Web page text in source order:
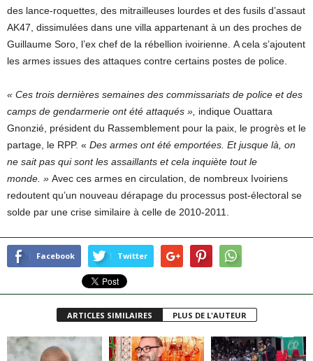
des lance-roquettes, des mitrailleuses lourdes et des fusils d’assaut
AK47, dissimulées dans une villa appartenant à un des proches de
Guillaume Soro, l’ex chef de la rébellion ivoirienne. A cela s’ajoutent
les armes issues des attaques contre certains postes de police.
« Ces trois dernières semaines des commissariats de police et des
camps de gendarmerie ont été attaqués », indique Ouattara
Gnonzié, président du Rassemblement pour la paix, le progrès et le
partage, le RPP. « Des armes ont été emportées. Et jusque là, on
ne sait pas qui sont les assaillants et cela inquiète tout le
monde. » Avec ces armes en circulation, de nombreux Ivoiriens
redoutent qu’un nouveau dérapage du processus post-électoral se
solde par une crise similaire à celle de 2010-2011.
Facebook Twitter
ARTICLES SIMILAIRES PLUS DE L'AUTEUR